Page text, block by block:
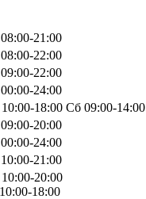
21:00
22:00
22:00
24:00
18:00 Сб 09:00-14:00
20:00
24:00
21:00
20:00
18:00